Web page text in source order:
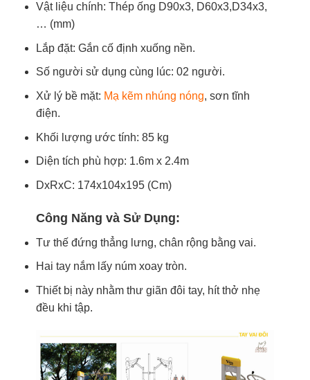
Vật liệu chính: Thép ống D90x3, D60x3,D34x3,
… (mm)
Lắp đặt: Gắn cố định xuống nền.
Số người sử dụng cùng lúc: 02 người.
Xử lý bề mặt: Mạ kẽm nhúng nóng, sơn tĩnh
điện.
Khối lượng ước tính: 85 kg
Diện tích phù hợp: 1.6m x 2.4m
DxRxC: 174x104x195 (Cm)
Công Năng và Sử Dụng:
Tư thế đứng thẳng lưng, chân rộng bằng vai.
Hai tay nắm lấy núm xoay tròn.
Thiết bị này nhằm thư giãn đôi tay, hít thở nhẹ
đều khi tập.